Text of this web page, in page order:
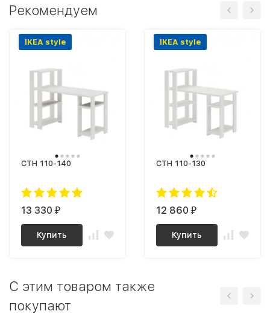
Рекомендуем
IKEA style
СТН 110-140
13 330 ₽
Купить
IKEA style
СТН 110-130
12 860 ₽
Купить
C этим товаром также
покупают